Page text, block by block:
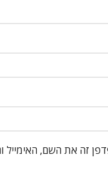
זה את השם, האימייל